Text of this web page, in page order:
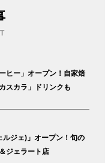
ヒー」オープン！自家焙
スカラ」ドリンクも
ルジェ)」オープン！旬の
ジェラート店